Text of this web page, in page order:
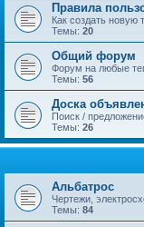
Правила
Как создать новую
Темы: 20
Общий форум
Форум на любые
Темы: 56
Доска
Поиск /
Темы: 26
Альбатрос
Чертежи,
Темы: 84